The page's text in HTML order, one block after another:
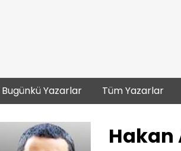
Bugünkü Yazarlar Tüm Yazarlar